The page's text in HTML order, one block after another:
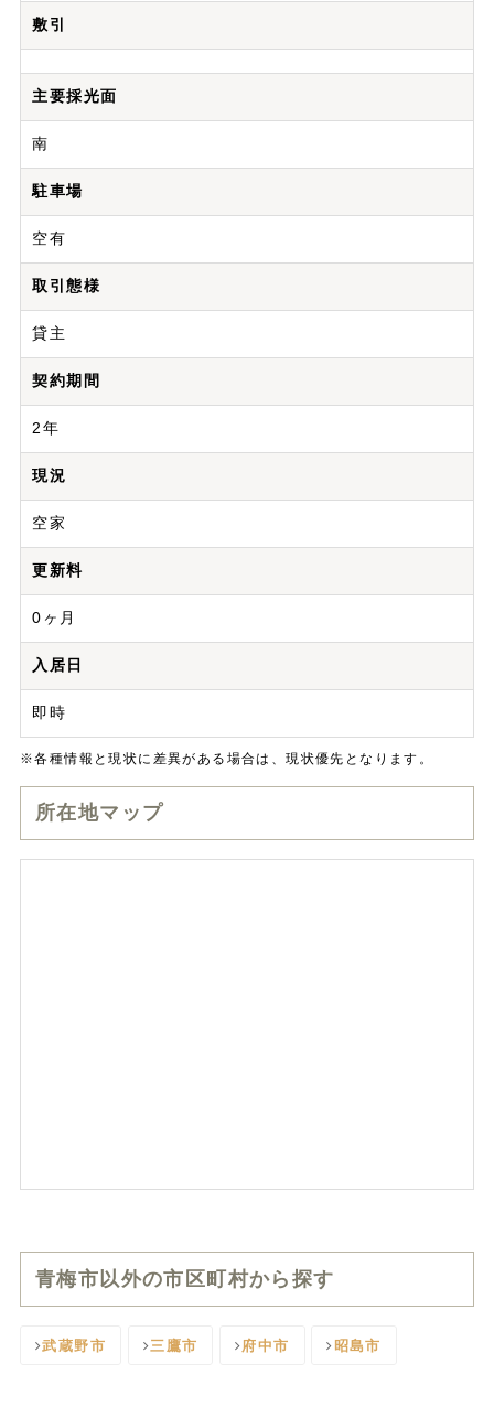
敷引
主要採光面
南
駐車場
空有
取引態様
貸主
契約期間
2年
現況
空家
更新料
0ヶ月
入居日
即時
※各種情報と現状に差異がある場合は、現状優先となります。
所在地マップ
青梅市以外の市区町村から探す
武蔵野市 三鷹市 府中市 昭島市